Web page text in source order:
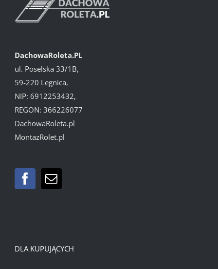
DachowaRoleta.PL
ul. Poselska 33/1B,
59-220 Legnica,
NIP: 6912253432,
REGON: 366226077
DachowaRoleta.pl
MontazRolet.pl
DLA KUPUJĄCYCH